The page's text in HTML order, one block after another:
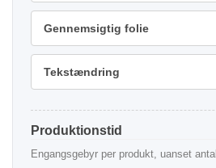
Gennemsigtig folie
Tekstændring
Produktionstid
Engangsgebyr per produkt, uanset antal